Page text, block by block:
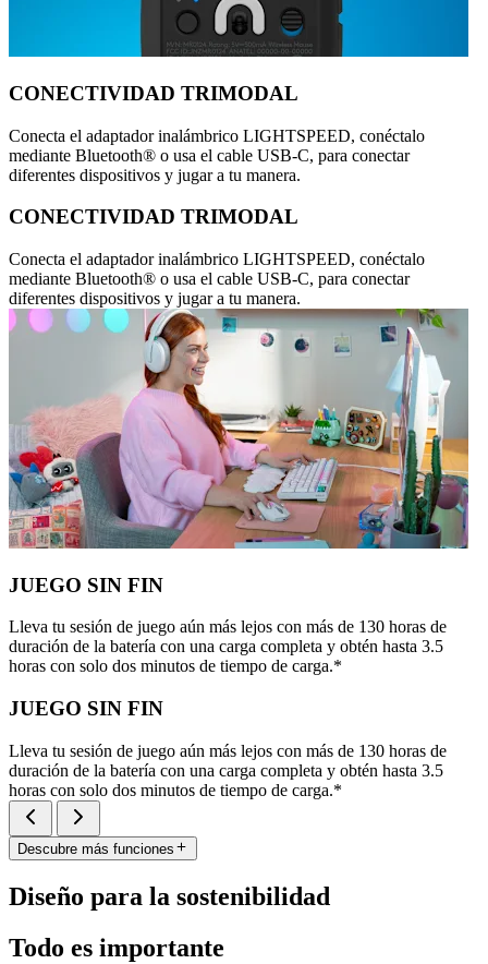
CONECTIVIDAD TRIMODAL
Conecta el adaptador inalámbrico LIGHTSPEED, conéctalo
mediante Bluetooth® o usa el cable USB-C, para conectar
diferentes dispositivos y jugar a tu manera.
CONECTIVIDAD TRIMODAL
Conecta el adaptador inalámbrico LIGHTSPEED, conéctalo
mediante Bluetooth® o usa el cable USB-C, para conectar
diferentes dispositivos y jugar a tu manera.
JUEGO SIN FIN
Lleva tu sesión de juego aún más lejos con más de 130 horas de
duración de la batería con una carga completa y obtén hasta 3.5
horas con solo dos minutos de tiempo de carga.*
JUEGO SIN FIN
Lleva tu sesión de juego aún más lejos con más de 130 horas de
duración de la batería con una carga completa y obtén hasta 3.5
horas con solo dos minutos de tiempo de carga.*
Descubre más funciones
Diseño para la sostenibilidad
Todo es importante